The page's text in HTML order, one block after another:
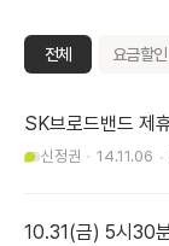
전체 요금할인
SK브로드밴드 제
신정권 14.11.06
10.31(금) 5시30